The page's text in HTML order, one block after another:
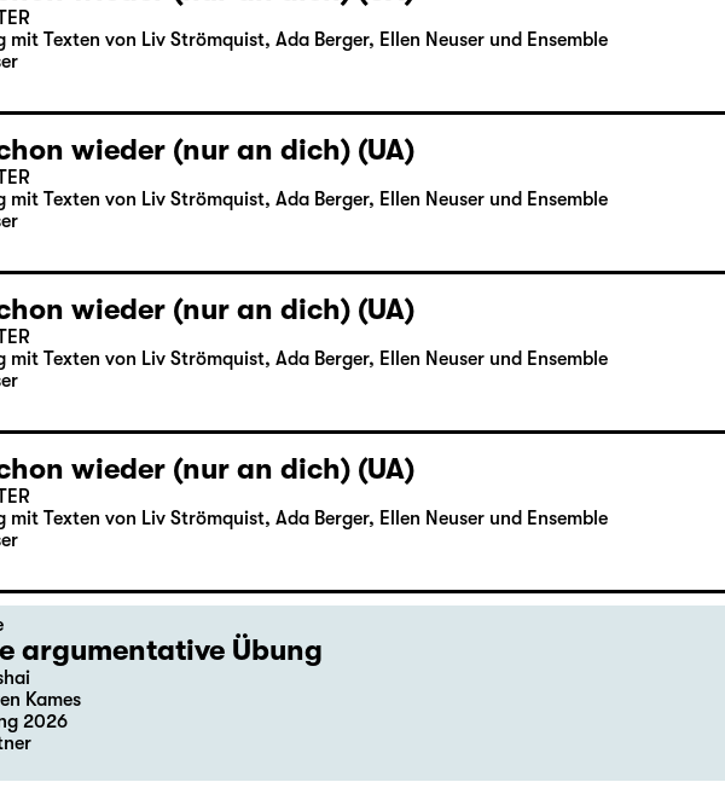
Texten von Liv Strömquist, Ada Berger, Ellen Neuser und Ensemble
wieder (nur an dich) (UA)
Texten von Liv Strömquist, Ada Berger, Ellen Neuser und Ensemble
wieder (nur an dich) (UA)
Texten von Liv Strömquist, Ada Berger, Ellen Neuser und Ensemble
wieder (nur an dich) (UA)
Texten von Liv Strömquist, Ada Berger, Ellen Neuser und Ensemble
argumentative Übung
Kames
2026